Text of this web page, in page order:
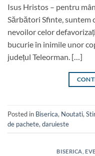
Isus Hristos – pentru
Sărbători Sfinte, suntem
nevoilor celor
bucurie în inimile unor
județul Teleorman. […]
Posted in Biserica, Noutati,
de pachete, daruieste
BISERICA